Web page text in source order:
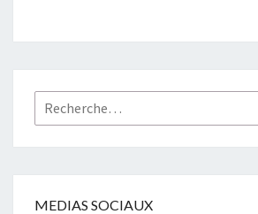
Rechercher :
MEDIAS SOCIAUX